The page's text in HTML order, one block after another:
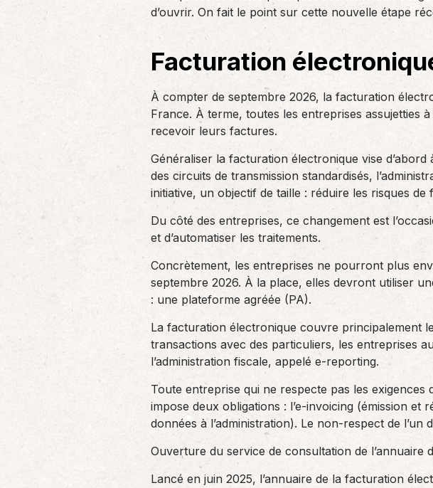
un nouvel associé…
de producteurs ou…
Accompagnement des
En tant qu’employeur, vous êtes soumis
à des obligations et à une légalisation
d’ouvrir. On fait le point sur cette nouvelle étape
Facturation
À compter de septembre 2026, la facturation
France. À terme, toutes les entreprises assujetties
recevoir leurs factures.
Généraliser la facturation électronique vise
des circuits de transmission standardisés,
initiative, un objectif de taille : réduire les risques de
Du côté des entreprises, ce changement est
et d’automatiser les traitements.
Concrètement, les entreprises ne pourront plus
septembre 2026. À la place, elles devront utiliser
: une plateforme agréée (PA).
La facturation électronique couvre principalement
transactions avec des particuliers, les entreprises
l’administration fiscale, appelé e-reporting.
Toute entreprise qui ne respecte pas les
impose deux obligations : l’e-invoicing (émission
données à l’administration). Le non-respect de l’un
Ouverture du service de consultation de l’annuaire
Lancé en juin 2025, l’annuaire de la facturation